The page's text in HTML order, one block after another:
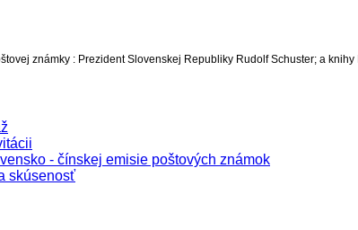
známky : Prezident Slovenskej Republiky Rudolf Schuster; a
- čínskej emisie poštových známok
skúsenosť